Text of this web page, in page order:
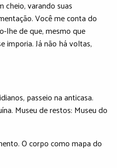
cheio, varando suas
Você me conta do
lhe de que, mesmo que
imporia. Já não há voltas,
passeio na anticasa.
Museu de restos: Museu do
O corpo como mapa do